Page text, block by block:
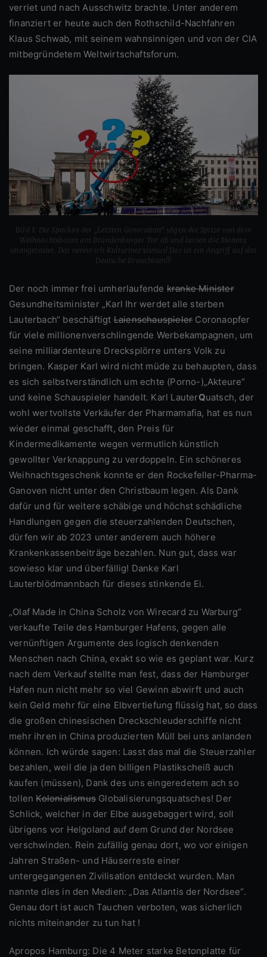
verriet und nach Ausschwitz brachte. Unter anderem
finanziert er heute auch den Rothschild-Nachfahren
Klaus Schwab, mit seinem wahnsinnigen und von der CIA
mitbegründetem Weltwirtschaftsforum.
Bild 1: Die Spackos der „Letzten Generation“ sägen die Spitze von dem
Weihnachtsbaum am Brandenburger Tor ab und lassen die Menora
unangetastet. Das nenne ich Kulturmarxismus! Das ist ein Angriff auf das
Deutsche Brauchtum!!!
Der noch immer frei umherlaufende kranke Minister
Gesundheitsminister „Karl Ihr werdet alle sterben
Lauterbach“ beschäftigt Laienschauspieler Coronaopfer
für viele millionenverschlingende Werbekampagnen, um
seine milliardenteure Drecksplörre unters Volk zu
bringen. Kasper Karl wird nicht müde zu behaupten, dass
es sich selbstverständlich um echte (Porno-)„Akteure“
und keine Schauspieler handelt. Karl LauterQuatsch, der
wohl wertvollste Verkäufer der Pharmamafia, hat es nun
wieder einmal geschafft, den Preis für
Kindermedikamente wegen vermutlich künstlich
gewollter Verknappung zu verdoppeln. Ein schöneres
Weihnachtsgeschenk konnte er den Rockefeller-Pharma-
Ganoven nicht unter den Christbaum legen. Als Dank
dafür und für weitere schäbige und höchst schädliche
Handlungen gegen die steuerzahlenden Deutschen,
dürfen wir ab 2023 unter anderem auch höhere
Krankenkassenbeiträge bezahlen. Nun gut, dass war
sowieso klar und überfällig! Danke Karl
Lauterblödmannbach für dieses stinkende Ei.
„Olaf Made in China Scholz von Wirecard zu Warburg“
verkaufte Teile des Hamburger Hafens, gegen alle
vernünftigen Argumente des logisch denkenden
Menschen nach China, exakt so wie es geplant war. Kurz
nach dem Verkauf stellte man fest, dass der Hamburger
Hafen nun nicht mehr so viel Gewinn abwirft und auch
kein Geld mehr für eine Elbvertiefung flüssig hat, so dass
die großen chinesischen Dreckschleuderschiffe nicht
mehr ihren in China produzierten Müll bei uns anlanden
können. Ich würde sagen: Lasst das mal die Steuerzahler
bezahlen, weil die ja den billigen Plastikscheiß auch
kaufen (müssen), Dank des uns eingeredetem ach so
tollenKolonialismus Globalisierungsquatsches! Der
Schlick, welcher in der Elbe ausgebaggert wird, soll
übrigens vor Helgoland auf dem Grund der Nordsee
verschwinden. Rein zufällig genau dort, wo vor einigen
Jahren Straßen- und Häuserreste einer
untergegangenen Zivilisation entdeckt wurden. Man
nannte dies in den Medien: „Das Atlantis der Nordsee“.
Genau dort ist auch Tauchen verboten, was sicherlich
nichts miteinander zu tun hat !
Apropos Hamburg: Die 4 Meter starke Betonplatte für